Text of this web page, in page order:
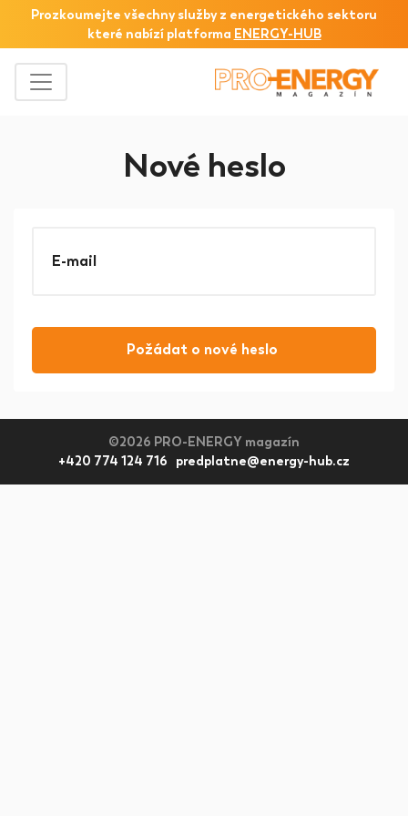
Prozkoumejte všechny služby z energetického sektoru
které nabízí platforma ENERGY-HUB
Nové heslo
E-mail
Požádat o nové heslo
©2026 PRO-ENERGY magazín
+420 774 124 716 predplatne@energy-hub.cz